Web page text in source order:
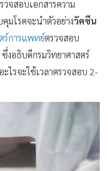
จสอบเอกสารความ
มโรคจะนำตัวอย่างวัคซีน
ร์การแพทย์ตรวจสอบ
อธิบดีกรมวิทยาศาสตร์
รจะใช้เวลาตรวจสอบ 2-